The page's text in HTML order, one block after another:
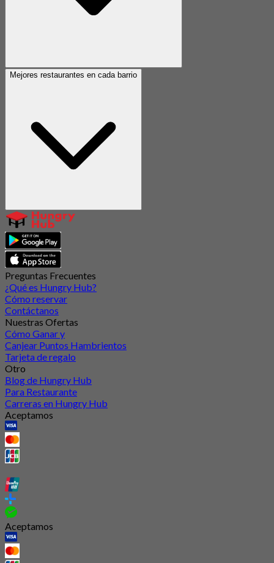
Mejores restaurantes en cada barrio
Preguntas Frecuentes
¿Qué es Hungry Hub?
Cómo reservar
Contáctanos
Nuestras Ofertas
Cómo Ganar y
Canjear Puntos Hambrientos
Tarjeta de regalo
Otro
Blog de Hungry Hub
Para Restaurante
Carreras en Hungry Hub
Aceptamos
Aceptamos